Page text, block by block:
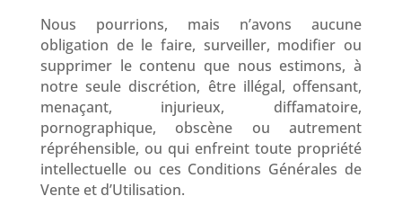
Nous pourrions, mais n’avons aucune
obligation de le faire, surveiller, modifier ou
supprimer le contenu que nous estimons, à
notre seule discrétion, être illégal, offensant,
menaçant, injurieux, diffamatoire,
pornographique, obscène ou autrement
répréhensible, ou qui enfreint toute propriété
intellectuelle ou ces Conditions Générales de
Vente et d’Utilisation.